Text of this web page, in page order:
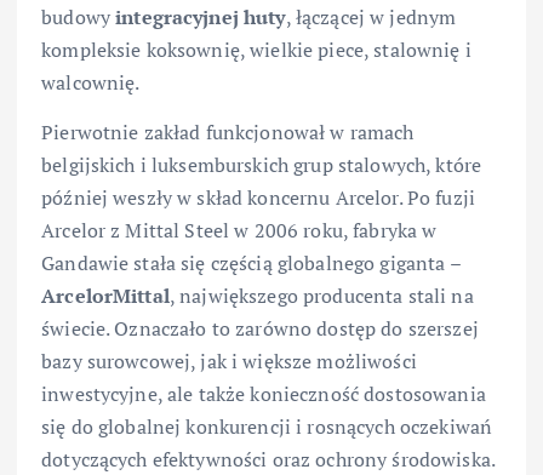
budowyintegracyjnej huty, łączącej w jednym
kompleksie koksownię, wielkie piece, stalownię i
walcownię.
Pierwotnie zakład funkcjonował w ramach
belgijskich i luksemburskich grup stalowych, które
później weszły w skład koncernu Arcelor. Po fuzji
Arcelor z Mittal Steel w 2006 roku, fabryka w
Gandawie stała się częścią globalnego giganta –
ArcelorMittal, największego producenta stali na
świecie. Oznaczało to zarówno dostęp do szerszej
bazy surowcowej, jak i większe możliwości
inwestycyjne, ale także konieczność dostosowania
się do globalnej konkurencji i rosnących oczekiwań
dotyczących efektywności oraz ochrony środowiska.